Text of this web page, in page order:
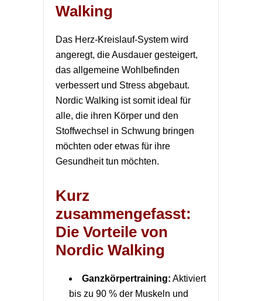
Walking
Das Herz-Kreislauf-System wird
angeregt, die Ausdauer gesteigert,
das allgemeine Wohlbefinden
verbessert und Stress abgebaut.
Nordic Walking ist somit ideal für
alle, die ihren Körper und den
Stoffwechsel in Schwung bringen
möchten oder etwas für ihre
Gesundheit tun möchten.
Kurz
zusammengefasst:
Die Vorteile von
Nordic Walking
Ganzkörpertraining: Aktiviert
bis zu 90 % der Muskeln und